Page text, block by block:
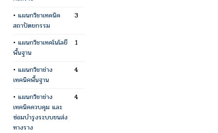
• แผนกวิชาเทคนิค
สถาปัตยกรรม
3
• แผนกวิชาเทคโนโลยี
พื้นฐาน
1
• แผนกวิชาช่าง
เทคนิคพื้นฐาน
4
• แผนกวิชาช่าง
เทคนิคควบคุม และ
ซ่อมบำรุงระบบขนส่ง
ทางราง
4